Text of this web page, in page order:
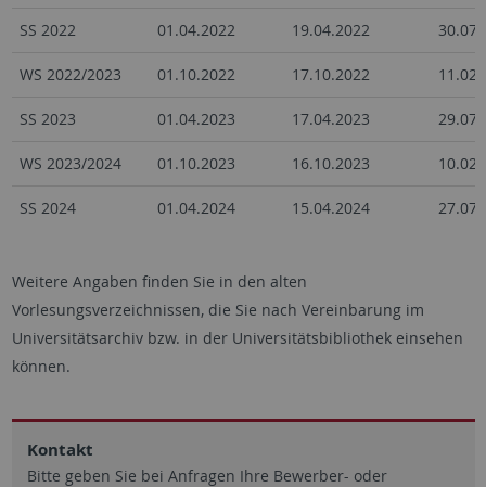
SS 2022 01.04.2022 19.04.2022
WS 2022/2023 01.10.2022 17.10.2022
SS 2023 01.04.2023 17.04.2023
WS 2023/2024 01.10.2023 16.10.2023
SS 2024 01.04.2024 15.04.2024
Weitere Angaben finden Sie in den alten
Vorlesungsverzeichnissen, die Sie nach Vereinbarung im
Universitätsarchiv bzw. in der Universitätsbibliothek einsehen
können.
Kontakt
Bitte geben Sie bei Anfragen Ihre Bewerber- oder